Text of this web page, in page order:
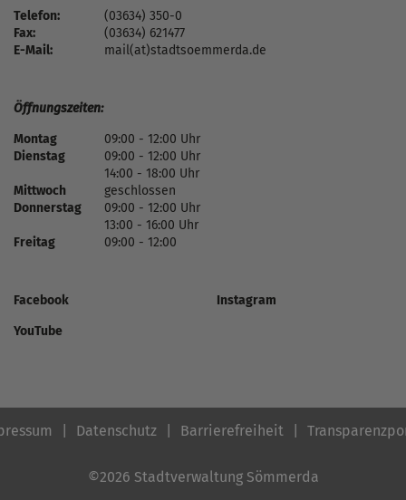
Telefon:
(03634) 350-0
Fax:
(03634) 621477
E-Mail:
mail(at)stadtsoemmerda.de
Öffnungszeiten:
Montag
09:00 - 12:00 Uhr
Dienstag
09:00 - 12:00 Uhr
14:00 - 18:00 Uhr
Mittwoch
geschlossen
Donnerstag
09:00 - 12:00 Uhr
13:00 - 16:00 Uhr
Freitag
09:00 - 12:00
Facebook
Instagram
YouTube
Datenschutz Barrierefreiheit
©2026 Stadtverwaltung Sömmerda